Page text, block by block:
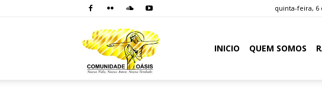
quinta-feira, 6
INICIO QUEM SOMOS